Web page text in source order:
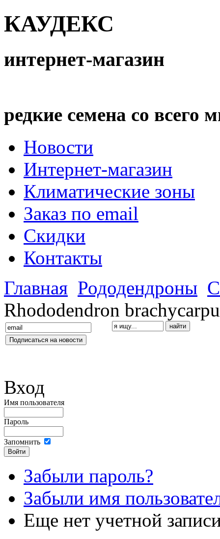
КАУДЕКС
интернет-магазин
редкие семена со всего
Новости
Интернет-магазин
Климатические зоны
Заказ по email
Скидки
Контакты
Главная Рододендроны
Rhododendron
Вход
Имя пользователя
Пароль
Запомнить
Забыли пароль?
Забыли имя
Еще нет учетной